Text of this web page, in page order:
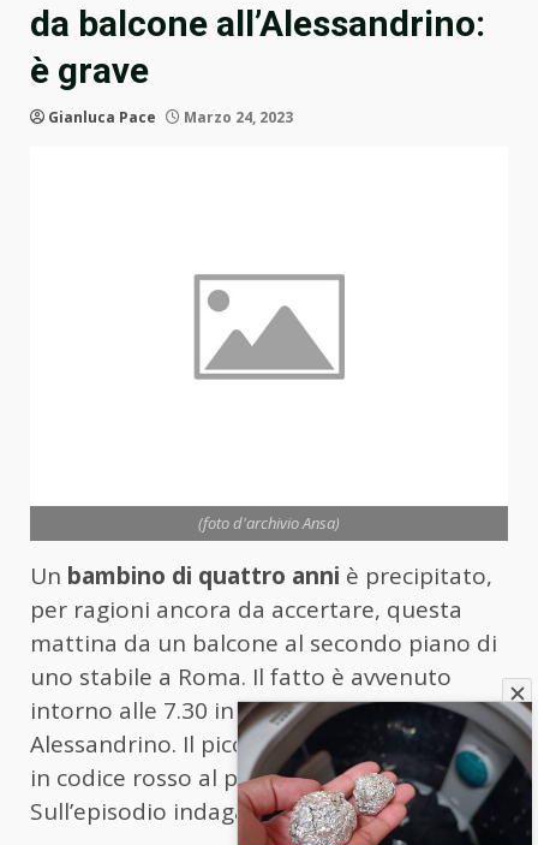
da balcone all’Alessandrino:
è grave
Gianluca Pace Marzo 24, 2023
(foto d'archivio Ansa)
Un bambino di quattro anni è precipitato,
per ragioni ancora da accertare, questa
mattina da un balcone al secondo piano di
uno stabile a Roma. Il fatto è avvenuto
intorno alle 7.30 in via Dei Fiori, in zona
Alessandrino. Il piccolo è stato trasportato
in codice rosso al policlinico Gemelli.
Sull’episodio indaga la polizia.